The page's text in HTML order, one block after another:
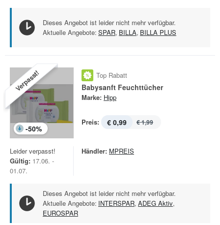
Dieses Angebot ist leider nicht mehr verfügbar.
Aktuelle Angebote: SPAR, BILLA, BILLA PLUS
Verpasst!
-50%
Top Rabatt
Babysanft Feuchttücher
Marke: Hipp
Preis: € 0,99 € 1,99
Leider verpasst!
Gültig: 17.06. -
01.07.
Händler: MPREIS
Dieses Angebot ist leider nicht mehr verfügbar.
Aktuelle Angebote: INTERSPAR, ADEG Aktiv,
EUROSPAR